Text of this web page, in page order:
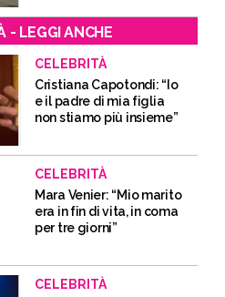
- LEGGI ANCHE
CELEBRITÀ
Cristiana Capotondi: “Io
e il padre di mia figlia
non stiamo più insieme”
CELEBRITÀ
Mara Venier: “Mio marito
era in fin di vita, in coma
per tre giorni”
CELEBRITÀ